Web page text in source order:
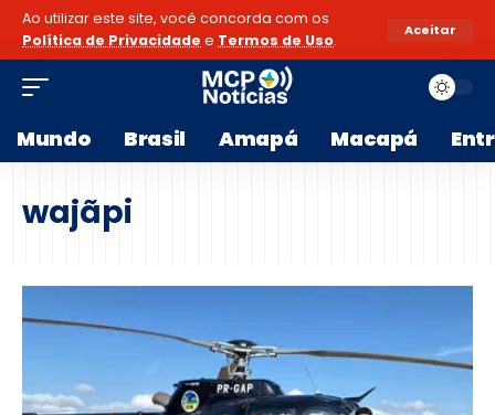
Ao utilizar este site, você concorda com os
Política de Privacidade e Termos de Uso.
Aceitar
Mundo Brasil Amapá Macapá
wajãpi